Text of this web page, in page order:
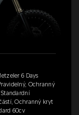
6 Days
Ochranný
Ochranný kryt
60cv